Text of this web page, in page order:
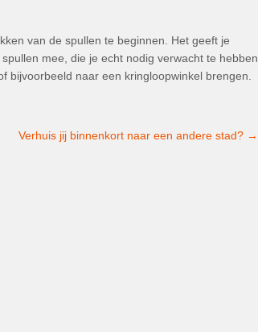
van de spullen te beginnen. Het geeft je
mee, die je echt nodig verwacht te hebben
bijvoorbeeld naar een kringloopwinkel brengen.
Verhuis jij binnenkort naar een andere stad? →